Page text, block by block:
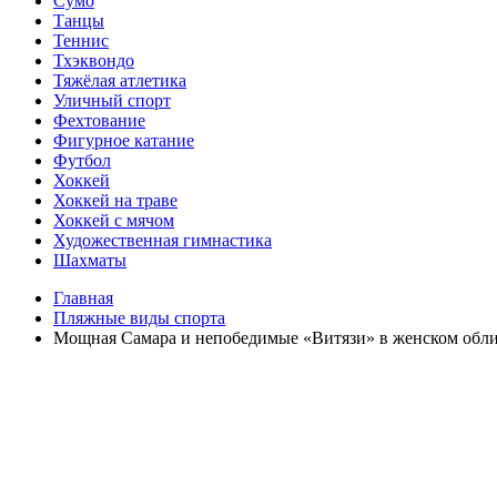
Танцы
Теннис
Тхэквондо
Тяжёлая атлетика
Уличный спорт
Фехтование
Фигурное катание
Футбол
Хоккей
Хоккей на траве
Хоккей с мячом
Художественная гимнастика
Шахматы
Главная
Пляжные виды спорта
Мощная Самара и непобедимые «Витязи» в женском